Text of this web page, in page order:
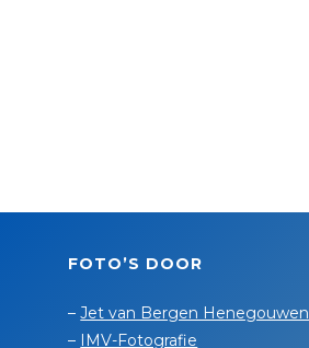
FOTO’S DOOR
–Jet van Bergen Henegouwen
– IMV-Fotografie